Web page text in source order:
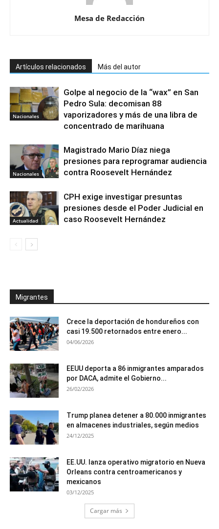
Mesa de Redacción
Artículos relacionados Más del autor
Nacionales
Golpe al negocio de la “wax” en San
Pedro Sula: decomisan 88
vaporizadores y más de una libra de
concentrado de marihuana
Nacionales
Magistrado Mario Díaz niega
presiones para reprogramar audiencia
contra Roosevelt Hernández
Actualidad
CPH exige investigar presuntas
presiones desde el Poder Judicial en
caso Roosevelt Hernández
Migrantes
Crece la deportación de hondureños con
casi 19.500 retornados entre enero...
04/06/2026
EEUU deporta a 86 inmigrantes amparados
por DACA, admite el Gobierno...
26/02/2026
Trump planea detener a 80.000 inmigrantes
en almacenes industriales, según medios
24/12/2025
EE.UU. lanza operativo migratorio en Nueva
Orleans contra centroamericanos y
mexicanos
03/12/2025
Cargar más